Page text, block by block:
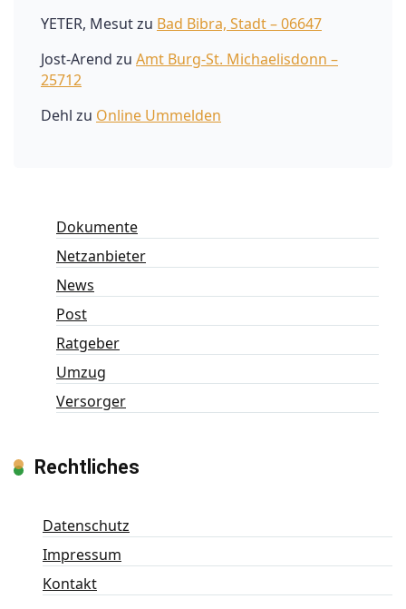
YETER, Mesutzu Bad Bibra, Stadt – 06647
Jost-Arend zu Amt Burg-St. Michaelisdonn –
25712
Dehl zu Online Ummelden
Dokumente
Netzanbieter
News
Post
Ratgeber
Umzug
Versorger
Rechtliches
Datenschutz
Impressum
Kontakt